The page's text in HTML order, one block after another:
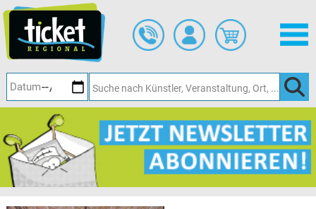
Hauptinhalt
springen